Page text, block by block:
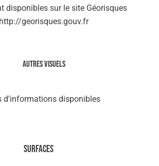
disponibles sur le site Géorisques
http://georisques.gouv.fr
Autres visuels
d'informations disponibles
Surfaces